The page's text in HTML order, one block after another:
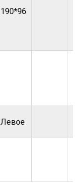
190*96
Левое